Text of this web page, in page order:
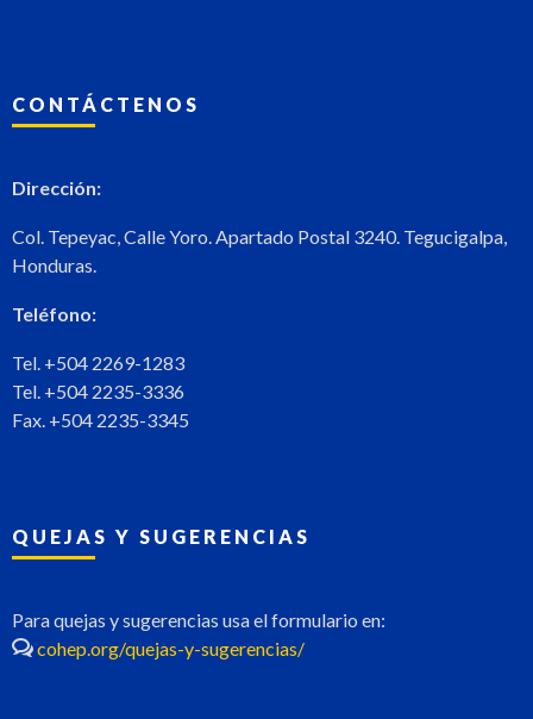
CONTÁCTENOS
Dirección:
Col. Tepeyac, Calle Yoro. Apartado Postal 3240. Tegucigalpa,
Honduras.
Teléfono:
Tel. +504 2269-1283
Tel. +504 2235-3336
Fax. +504 2235-3345
QUEJAS Y SUGERENCIAS
Para quejas y sugerencias usa el formulario en:
cohep.org/quejas-y-sugerencias/